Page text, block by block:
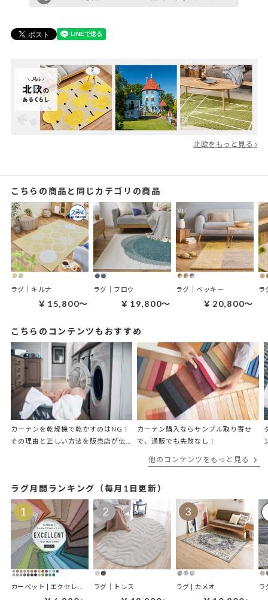
北欧をもっと見る
こちらの商品と同じカテゴリの商品
ラグ｜キルナ
￥15,800～
ラグ｜フロウ
￥19,800～
ラグ｜ベッキー
￥20,800～
ラ
こちらのコンテンツもおすすめ
カーテンを乾燥機で乾かすのはNG！
その理由と正しい方法を販売店が伝
カーテン購入ならサンプル取り寄せ
で、通販でも失敗なし！
他のコンテンツをもっと見る
ラグ月間ランキング（毎月1日更新）
ラグ｜トレス ラグ | カメオ ラ